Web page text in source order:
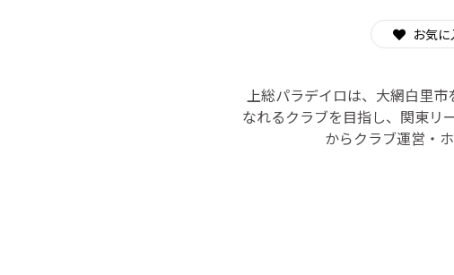
お気
上総パラデイロは、大網白里
なれるクラブを目指し、関東リ
からクラブ運営・